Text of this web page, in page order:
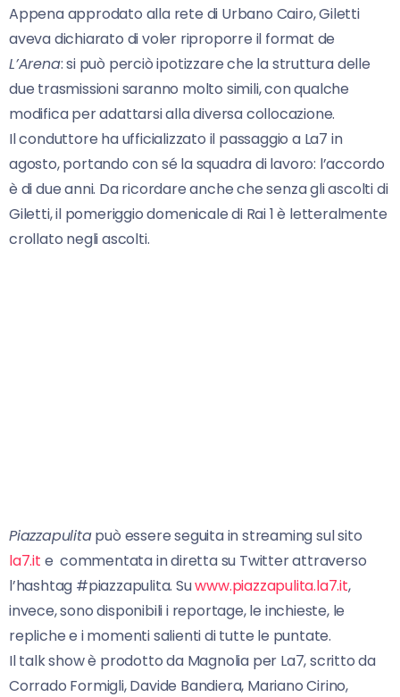
Appena approdato alla rete di Urbano Cairo, Giletti
aveva dichiarato di voler riproporre il format de
L’Arena: si può perciò ipotizzare che la struttura delle
due trasmissioni saranno molto simili, con qualche
modifica per adattarsi alla diversa collocazione.
Il conduttore ha ufficializzato il passaggio a La7 in
agosto, portando con sé la squadra di lavoro: l’accordo
è di due anni. Da ricordare anche che senza gli ascolti di
Giletti, il pomeriggio domenicale di Rai 1 è letteralmente
crollato negli ascolti.
Piazzapulitapuò essere seguita in streaming sul sito
la7.it e commentata in diretta su Twitter attraverso
l’hashtag #piazzapulita. Suwww.piazzapulita.la7.it,
invece, sono disponibili i reportage, le inchieste, le
repliche e i momenti salienti di tutte le puntate.
Il talk show è prodotto da Magnolia per La7, scritto da
Corrado Formigli, Davide Bandiera, Mariano Cirino,